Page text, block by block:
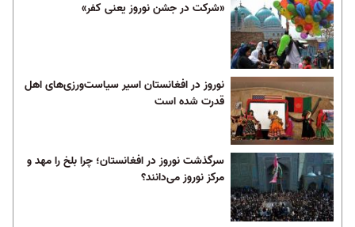
«شرکت در جشن نوروز یعنی کفر»
نوروز در افغانستان اسیر سیاست‌ورزی‌های اهل
قدرت شده است
سرگذشت نوروز در افغانستان؛ چرا بلخ را مهد و
مرکز نوروز می‌دانند؟